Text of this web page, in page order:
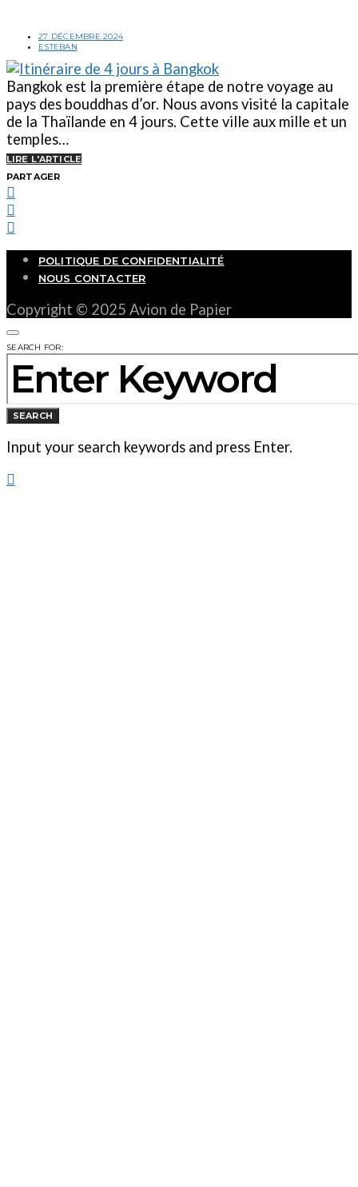
27 DÉCEMBRE 2024
ESTEBAN
Bangkok est la première étape de notre voyage au
pays des bouddhas d’or. Nous avons visité la capitale
de la Thaïlande en 4 jours. Cette ville aux mille et un
temples…
LIRE L'ARTICLE
PARTAGER
POLITIQUE DE CONFIDENTIALITÉ
NOUS CONTACTER
Copyright © 2025 Avion de Papier
SEARCH FOR:
SEARCH
Input your search keywords and press Enter.